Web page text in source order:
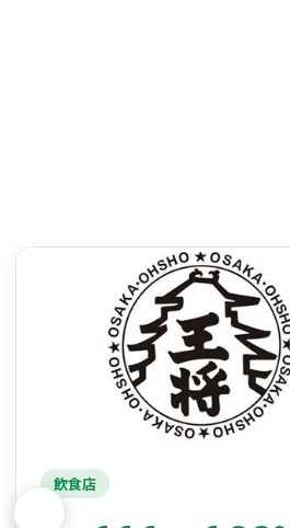
飲食店